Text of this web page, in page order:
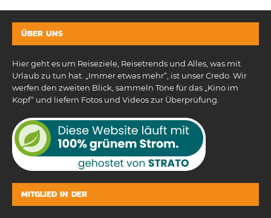
ÜBER UNS
Hier geht es um Reiseziele, Reisetrends und Alles, was mit
Urlaub zu tun hat. „Immer etwas mehr“, ist unser Credo. Wir
werfen den zweiten Blick, sammeln Töne für das „Kino im
Kopf“ und liefern Fotos und Videos zur Überprüfung.
MITGLIED IN DER